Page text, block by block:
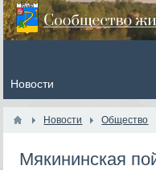
Новости Общество
Мякининская